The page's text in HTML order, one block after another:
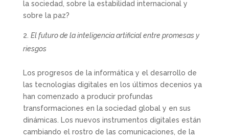
la sociedad, sobre la estabilidad internacional y
sobre la paz?
El futuro de la inteligencia artificial entre promesas y
riesgos
Los progresos de la informática y el desarrollo de
las tecnologías digitales en los últimos decenios ya
han comenzado a producir profundas
transformaciones en la sociedad global y en sus
dinámicas. Los nuevos instrumentos digitales están
cambiando el rostro de las comunicaciones, de la